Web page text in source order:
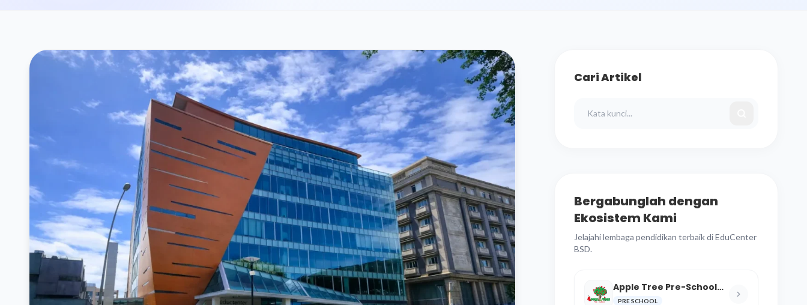
Cari Artikel
Bergabunglah dengan
Ekosistem Kami
Jelajahi lembaga pendidikan terbaik di EduCenter
BSD.
Apple Tree Pre-School
BSD
PRE SCHOOL